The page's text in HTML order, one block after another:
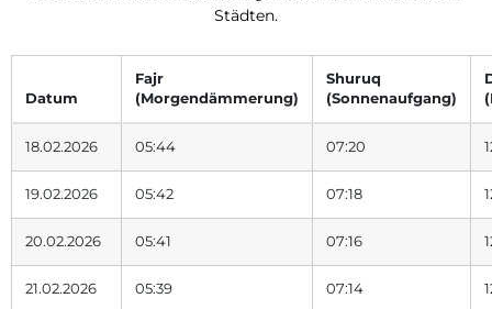
Städten.
Datum
Fajr
(Morgendämmerung)
Shuruq
(Sonnenaufgang)
18.02.2026 05:44 07:20
19.02.2026 05:42 07:18
20.02.2026 05:41 07:16
21.02.2026 05:39 07:14